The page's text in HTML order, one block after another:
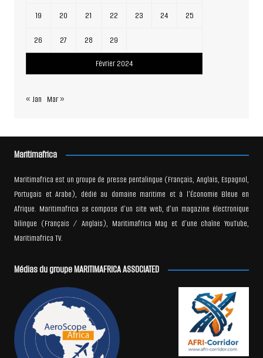
Février 2024
19 20 21 22 23 24 25
26 27 28 29
« Jan Mar »
Maritimafrica
Maritimafrica est un groupe de presse pentalingue (Français, Anglais, Espagnol,
Portugais et Arabe), dédié au domaine maritime et à l’Économie Bleue en
Afrique. Maritimafrica se compose d’un site web, d’un magazine électronique
bilingue (Français / Anglais), Maritimafrica Mag et d’une chaîne YouTube,
Maritimafrica TV.
Médias du groupe MARITIMAFRICA ASSOCIATED